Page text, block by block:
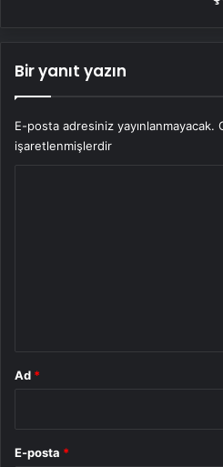
Bir yanıt yazın
E-posta adresiniz yayınlanmayacak.
işaretlenmişlerdir
Ad *
E-posta *